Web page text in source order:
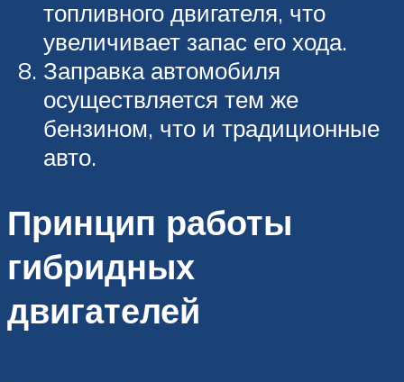
топливного двигателя, что
увеличивает запас его хода.
Заправка автомобиля
осуществляется тем же
бензином, что и традиционные
авто.
Принцип работы
гибридных
двигателей